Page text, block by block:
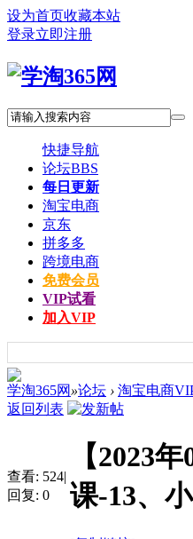
设为首页收藏本站
登录立即注册
快捷导航
论坛BBS
每日更新
淘宝电商
京东
拼多多
跨境电商
免费会员
VIP试看
加入VIP
学淘365网 »论坛 › 淘宝电商
返回列表
查看: 524|
回复: 0
【2023
课-13、